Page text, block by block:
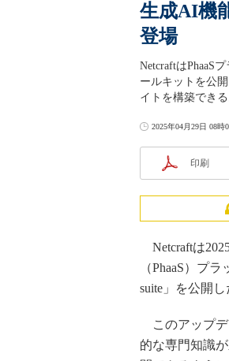
生成AI機
登場
NetcraftはPhaaS
ールキットを公
イトを構築できる
2025年04月29日 08時
印刷
Netcraftは
（PhaaS）プ
suite」を公開し
このアップデ
的な専門知識